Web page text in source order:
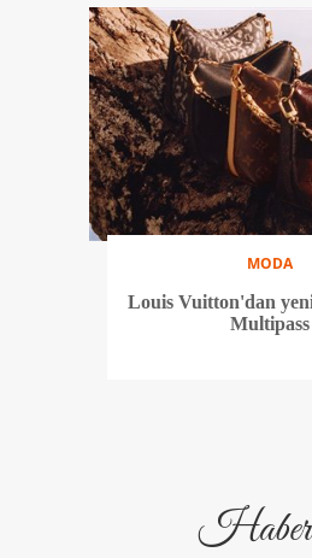
MODA
Louis Vuitton'dan
Multipass